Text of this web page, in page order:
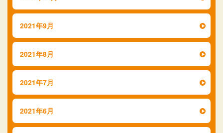
2021年9月
2021年8月
2021年7月
2021年6月